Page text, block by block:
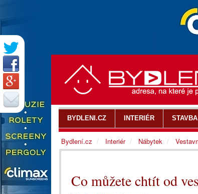
Co můžete chtít od
BYDLENI.CZ INTERIÉR STAVBA
Bydlení.cz Interiér Nábytek